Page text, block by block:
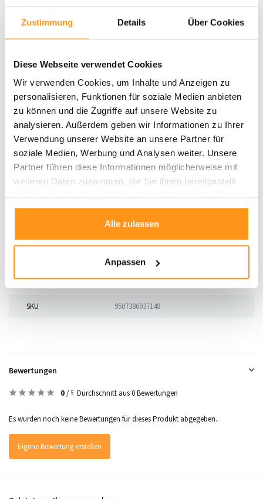
Zustimmung Details Über Cookies
Diese Webseite verwendet Cookies
Wir verwenden Cookies, um Inhalte und Anzeigen zu
personalisieren, Funktionen für soziale Medien anbieten
zu können und die Zugriffe auf unsere Website zu
analysieren. Außerdem geben wir Informationen zu Ihrer
Verwendung unserer Website an unsere Partner für
soziale Medien, Werbung und Analysen weiter. Unsere
Partner führen diese Informationen möglicherweise mit
weiteren Daten zusammen, die Sie ihnen bereitgestellt
gesammelt haben.
Alle zulassen
Anpassen
entfernen.
Saugen Sie ihn mit einem Staubsaugeraufsatz.
weißen Tuch ab.
Waschen Sie den Teppich bei 30 Grad und lassen Sie ihnflach
trocknen.
Nehmen Sie den Teppich sofort nach dem Waschen heraus, um
Knitterfaltenzu vermeiden.
Für größere Teppiche wird eineprofessionelle Reinigung
empfohlen.
pflegeleichten
waschbare Kunstfellteppich Faroe Wool Look
Produktdaten
SKU 9507386937148
Bewertungen
0/ 5 Durchschnitt aus 0 Bewertungen
Es wurden noch keine Bewertungen für dieses Produkt abgegeben..
Eigene Bewertung erstellen